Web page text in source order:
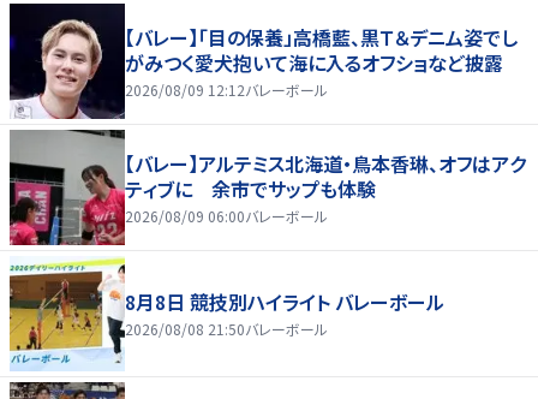
【バレー】「目の保養」高橋藍、黒Ｔ＆デニム姿でし
がみつく愛犬抱いて海に入るオフショなど披露
2026/08/09 12:12バレーボール
【バレー】アルテミス北海道・鳥本香琳、オフはアク
ティブに 余市でサップも体験
2026/08/09 06:00バレーボール
8月8日 競技別ハイライト バレーボール
2026/08/08 21:50バレーボール